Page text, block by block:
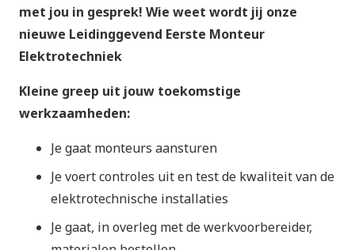
met jou in gesprek! Wie weet wordt jij onze
nieuwe Leidinggevend Eerste Monteur
Elektrotechniek
Kleine greep uit jouw toekomstige
werkzaamheden:
Je gaat monteurs aansturen
Je voert controles uit en test de kwaliteit van de
elektrotechnische installaties
Je gaat, in overleg met de werkvoorbereider,